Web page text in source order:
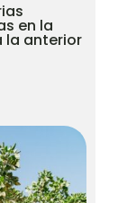
en la
la anterior